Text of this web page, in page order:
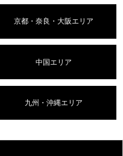
京都・奈良・大阪エリア
中国エリア
九州・沖縄エリア